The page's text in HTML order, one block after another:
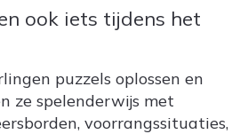
ook iets tijdens het
puzzels oplossen en
ze spelenderwijs met
voorrangssituaties,